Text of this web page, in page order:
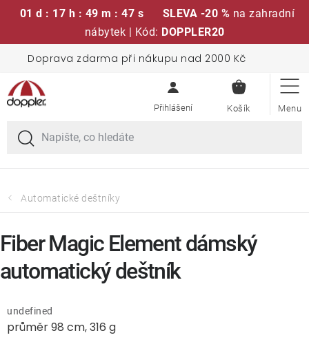
01 d : 17 h : 49 m : 46 s SLEVA -20 % na zahradní
nábytek | Kód: DOPPLER20
obsah
Doprava zdarma při nákupu nad 2000 Kč
KOŠÍK
Sedací soupravy
Slunečníky
Křesla a židle
Lavice a houpačky
Lehátka
Automatické deštníky
průměr 98 cm, 316 g
undefined
Fiber Magic Element dámský
automatický deštník